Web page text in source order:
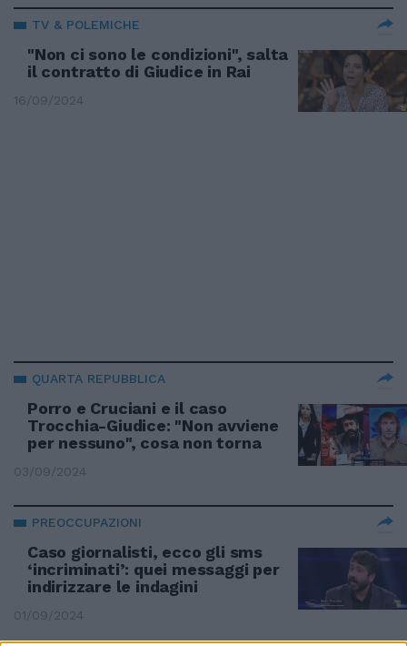
TV & POLEMICHE
"Non ci sono le condizioni", salta
il contratto di Giudice in Rai
16/09/2024
QUARTA REPUBBLICA
Porro e Cruciani e il caso
Trocchia-Giudice: "Non avviene
per nessuno", cosa non torna
03/09/2024
PREOCCUPAZIONI
Caso giornalisti, ecco gli sms
‘incriminati’: quei messaggi per
indirizzare le indagini
01/09/2024